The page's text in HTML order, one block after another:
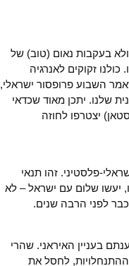
בעקבות נאום (טוב) של
זקוקים לאנרגיה
השבוע פרופסור ישראלי,
שלנו. יתכן מאוד שכדאי
יצטרפו לחוזה
פלסטיני. זהו תנאי
יעשו שלום עם ישראל – לא
לפני הרבה שנים.
בעניין האיראני. שהרי
לחסל את